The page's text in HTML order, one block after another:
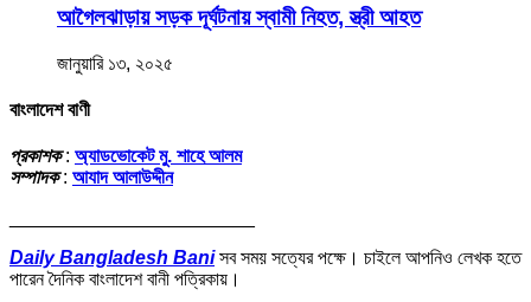
আগৈলঝাড়ায় সড়ক দূর্ঘটনায় স্বামী নিহত, স্ত্রী আহত
জানুয়ারি ১৩, ২০২৫
বাংলাদেশ বাণী
প্রকাশক: অ্যাডভোকেট মু. শাহে আলম
সম্পাদক: আযাদ আলাউদ্দীন
Daily Bangladesh Baniসব সময় সত্যের পক্ষে। চাইলে আপনিও লেখক হতে
পারেন দৈনিক বাংলাদেশ বানী পত্রিকায়।